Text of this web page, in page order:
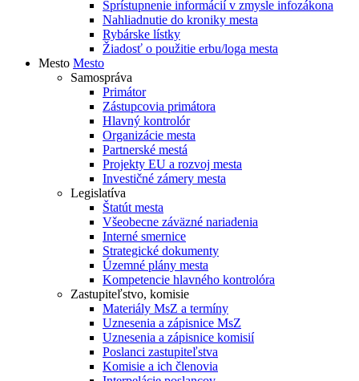
Sprístupnenie informácií v zmysle infozákona
Nahliadnutie do kroniky mesta
Rybárske lístky
Žiadosť o použitie erbu/loga mesta
Mesto Mesto
Samospráva
Primátor
Zástupcovia primátora
Hlavný kontrolór
Organizácie mesta
Partnerské mestá
Projekty EU a rozvoj mesta
Investičné zámery mesta
Legislatíva
Štatút mesta
Všeobecne záväzné nariadenia
Interné smernice
Strategické dokumenty
Územné plány mesta
Kompetencie hlavného kontrolóra
Zastupiteľstvo, komisie
Materiály MsZ a termíny
Uznesenia a zápisnice MsZ
Uznesenia a zápisnice komisií
Poslanci zastupiteľstva
Komisie a ich členovia